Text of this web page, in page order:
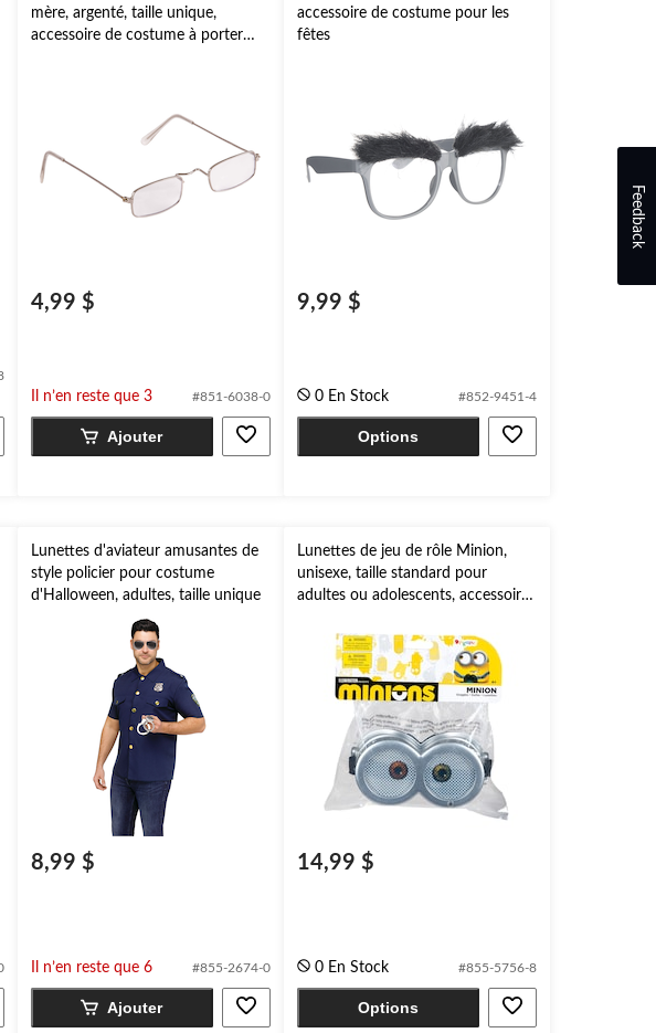
mère, argenté, taille unique,
accessoire de costume à porter
4,99 $
Il n’en reste que 3 #851-6038-0
Ajouter
accessoire de costume pour les
fêtes
9,99 $
0 En Stock #852-9451-4
Options
Lunettes d'aviateur amusantes de
style policier pour costume
d'Halloween, adultes, taille unique
8,99 $
Il n’en reste que 6 #855-2674-0
Ajouter
Lunettes de jeu de rôle Minion,
unisexe, taille standard pour
adultes ou adolescents, accessoire
l'Halloween
14,99 $
0 En Stock #855-5756-8
Options
Feedback